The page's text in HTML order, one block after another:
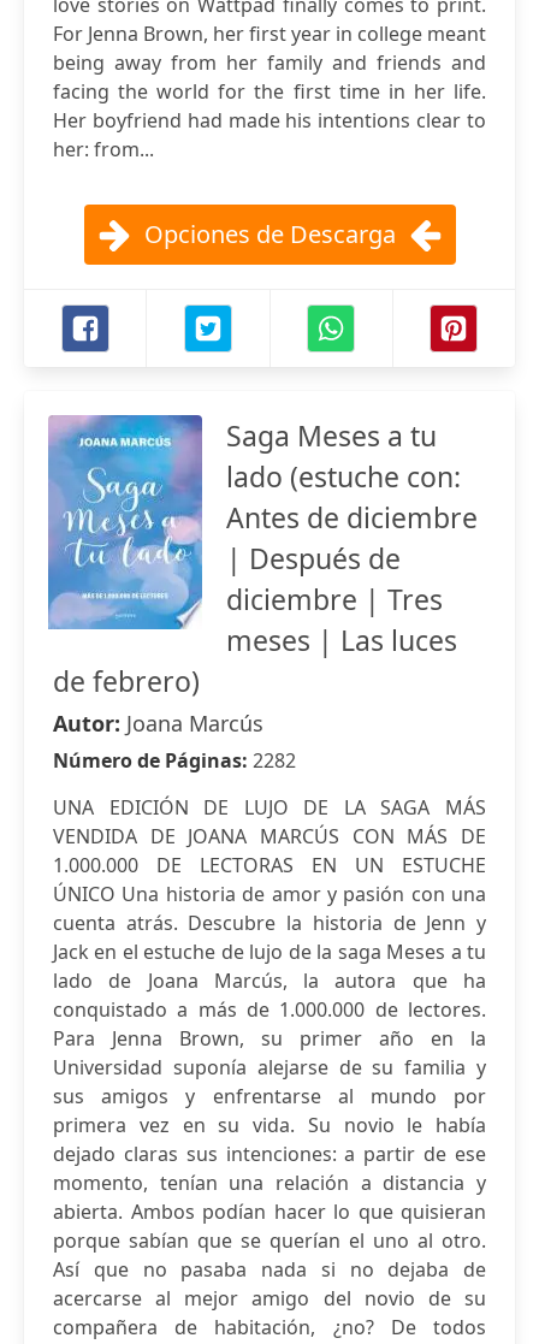
For Jenna Brown, her first year in college meant
being away from her family and friends and
facing the world for the first time in her life.
Her boyfriend had made his intentions clear to
her: from...
Opciones de Descarga
Saga Meses a tu
lado (estuche con:
Antes de diciembre
| Después de
diciembre | Tres
meses | Las luces
de febrero)
Autor: Joana Marcús
Número de Páginas: 2282
UNA EDICIÓN DE LUJO DE LA SAGA MÁS
VENDIDA DE JOANA MARCÚS CON MÁS DE
1.000.000 DE LECTORAS EN UN ESTUCHE
ÚNICO Una historia de amor y pasión con una
cuenta atrás. Descubre la historia de Jenn y
Jack en el estuche de lujo de la saga Meses a tu
lado de Joana Marcús, la autora que ha
conquistado a más de 1.000.000 de lectores.
Para Jenna Brown, su primer año en la
Universidad suponía alejarse de su familia y
sus amigos y enfrentarse al mundo por
primera vez en su vida. Su novio le había
dejado claras sus intenciones: a partir de ese
momento, tenían una relación a distancia y
abierta. Ambos podían hacer lo que quisieran
porque sabían que se querían el uno al otro.
Así que no pasaba nada si no dejaba de
acercarse al mejor amigo del novio de su
compañera de habitación, ¿no? De todos